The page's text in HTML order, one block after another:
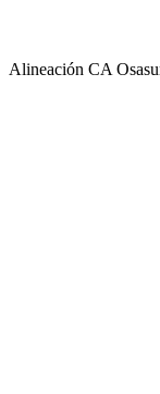
Alineación CA